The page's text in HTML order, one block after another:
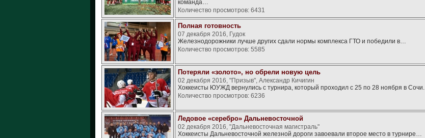
команда…
Количество просмотров: 6431
Полная готовность
07 декабря 2016, Гудок
Железнодорожники лучше других сдали нормы комплекса ГТО и победили в…
Количество просмотров: 5585
Потеряли «золото», но обрели новую цель
02 декабря 2016, "Призыв", Александр Кичигин
Хоккеисты ЮУЖД вернулись с турнира, который проходил с 25 по 28 ноября в Сочи.
Количество просмотров: 6236
Ледовое «серебро» Дальневосточной
02 декабря 2016, "Дальневосточная магистраль"
Хоккеисты Дальневосточной железной дороги завоевали второе место в турнире…